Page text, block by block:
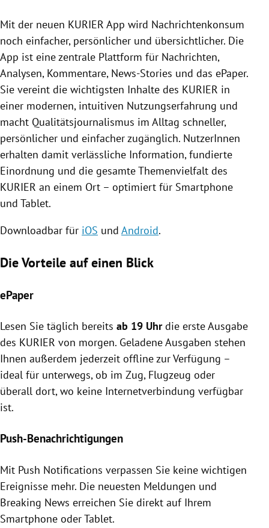
Untermenü
Mit der neuen KURIER App wird Nachrichtenkonsum
noch einfacher, persönlicher und übersichtlicher. Die
App ist eine zentrale Plattform für Nachrichten,
Analysen, Kommentare, News-Stories und das ePaper.
Sie vereint die wichtigsten Inhalte des KURIER in
einer modernen, intuitiven Nutzungserfahrung und
macht Qualitätsjournalismus im Alltag schneller,
persönlicher und einfacher zugänglich. NutzerInnen
erhalten damit verlässliche Information, fundierte
Einordnung und die gesamte Themenvielfalt des
KURIER an einem Ort – optimiert für Smartphone
und Tablet.
Downloadbar für iOS und Android.
Die Vorteile auf einen Blick
ePaper
Lesen Sie täglich bereits ab 19 Uhrdie erste Ausgabe
des KURIER von morgen. Geladene Ausgaben stehen
Ihnen außerdem jederzeit offline zur Verfügung –
ideal für unterwegs, ob im Zug, Flugzeug oder
überall dort, wo keine Internetverbindung verfügbar
ist.
Push-Benachrichtigungen
Mit Push Notifications verpassen Sie keine wichtigen
Ereignisse mehr. Die neuesten Meldungen und
Breaking News erreichen Sie direkt auf Ihrem
Smartphone oder Tablet.